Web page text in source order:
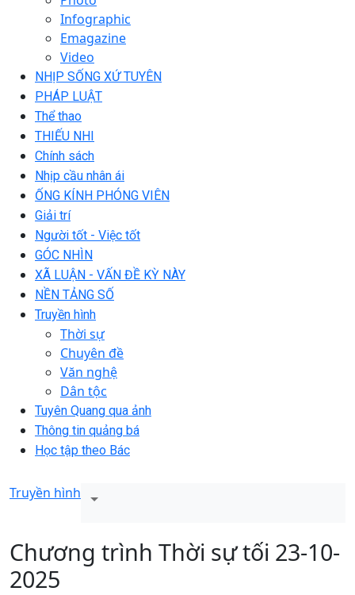
Infographic
Emagazine
Video
NHỊP SỐNG XỨ TUYÊN
PHÁP LUẬT
Thể thao
THIẾU NHI
Chính sách
Nhịp cầu nhân ái
ỐNG KÍNH PHÓNG VIÊN
Giải trí
Người tốt - Việc tốt
GÓC NHÌN
XÃ LUẬN - VẤN ĐỀ KỲ NÀY
NỀN TẢNG SỐ
Truyền hình
Thời sự
Chuyên đề
Văn nghệ
Dân tộc
Tuyên Quang qua ảnh
Thông tin quảng bá
Học tập theo Bác
Truyền hình
Chương trình Thời sự tối 23-10-
2025